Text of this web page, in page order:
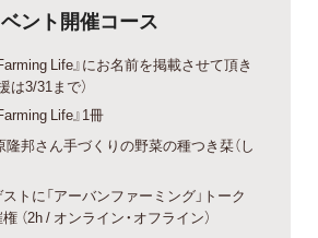
ント開催コース
Life』にお名前を掲載させて頂き
は3/31まで）
Life』1冊
邦さん手づくりの野菜の種つき栞（し
トに「アーバンファーミング」トーク
（2h / オンライン・オフライン）